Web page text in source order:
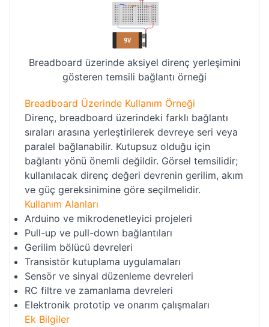
Breadboard üzerinde aksiyel direnç yerleşimini
gösteren temsili bağlantı örneği
Breadboard Üzerinde Kullanım Örneği
Direnç, breadboard üzerindeki farklı bağlantı
sıraları arasına yerleştirilerek devreye seri veya
paralel bağlanabilir. Kutupsuz olduğu için
bağlantı yönü önemli değildir. Görsel temsilidir;
kullanılacak direnç değeri devrenin gerilim, akım
ve güç gereksinimine göre seçilmelidir.
Kullanım Alanları
Arduino ve mikrodenetleyici projeleri
Pull-up ve pull-down bağlantıları
Gerilim bölücü devreleri
Transistör kutuplama uygulamaları
Sensör ve sinyal düzenleme devreleri
RC filtre ve zamanlama devreleri
Elektronik prototip ve onarım çalışmaları
Ek Bilgiler